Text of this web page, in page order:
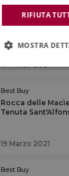
La Griffe
Best Buy
Rocca delle
Tenuta
19 Marzo 2021
Best Buy
RIFIUTA
MOSTRA